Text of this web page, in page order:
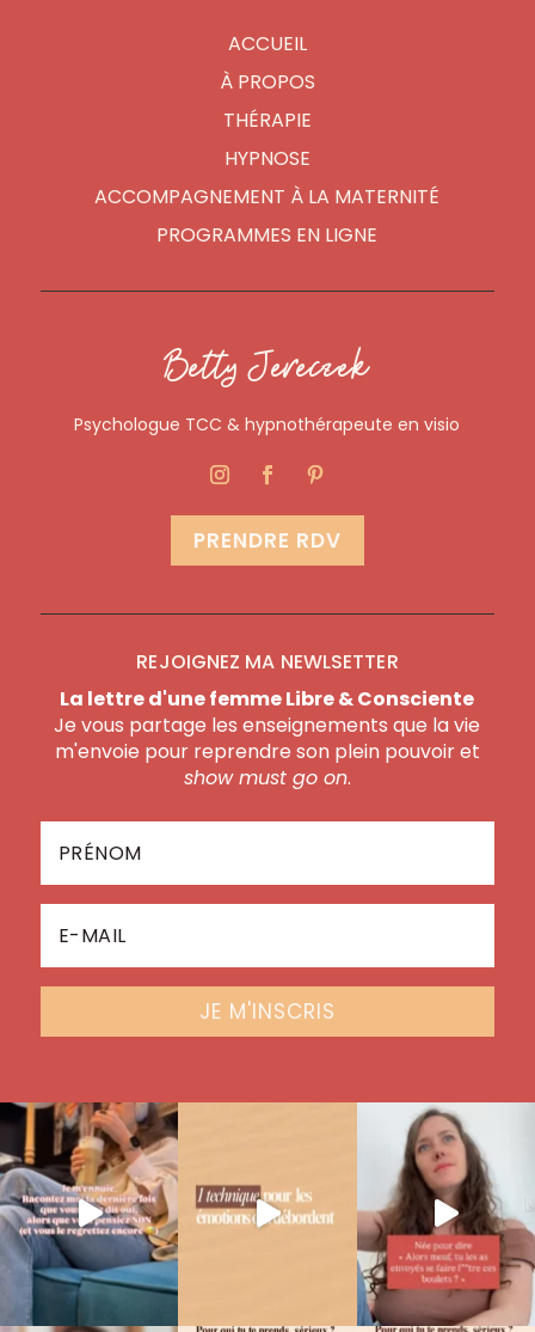
ACCUEIL
À PROPOS
THÉRAPIE
HYPNOSE
ACCOMPAGNEMENT À LA MATERNITÉ
PROGRAMMES EN LIGNE
Betty Jereczek
Psychologue TCC & hypnothérapeute en visio
PRENDRE RDV
REJOIGNEZ MA NEWLSETTER
La lettre d'une femme Libre & Consciente
Je vous partage les enseignements que la vie
m'envoie pour reprendre son plein pouvoir et
show must go on.
JE M'INSCRIS